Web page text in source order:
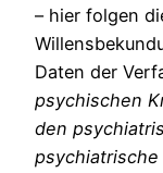
– hier folgen
Daten der
psychischen
den